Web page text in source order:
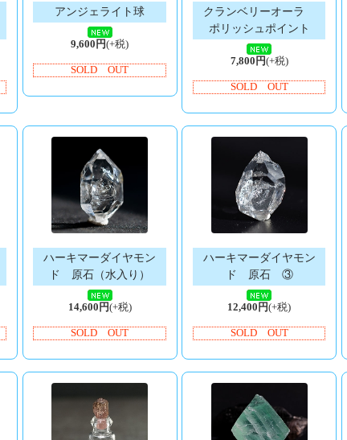
アンジェライト球
9,600円(+税)
SOLD OUT
クランベリーオーラ
ポリッシュポイント
7,800円(+税)
SOLD OUT
ハーキマーダイヤモン
ド 原石（水入り）
14,600円(+税)
SOLD OUT
ハーキマーダイヤモン
ド 原石 ③
12,400円(+税)
SOLD OUT